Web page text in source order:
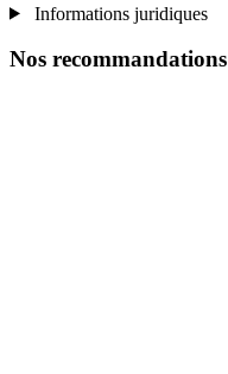
Informations juridiques
Nos recommandations